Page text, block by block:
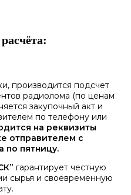
производится подсчет
радиолома (по ценам
закупочный акт и
по телефону или
на реквизиты
отправителем с
по пятницу.
гарантирует честную
сырья и своевременную